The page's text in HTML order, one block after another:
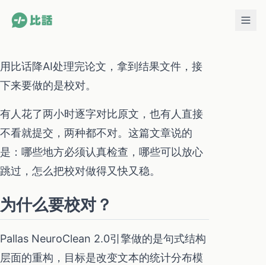
用比话降AI处理完论文，拿到结果文件，接
下来要做的是校对。
有人花了两小时逐字对比原文，也有人直接
不看就提交，两种都不对。这篇文章说的
是：哪些地方必须认真检查，哪些可以放心
跳过，怎么把校对做得又快又稳。
为什么要校对？
Pallas NeuroClean 2.0引擎做的是句式结构
层面的重构，目标是改变文本的统计分布模